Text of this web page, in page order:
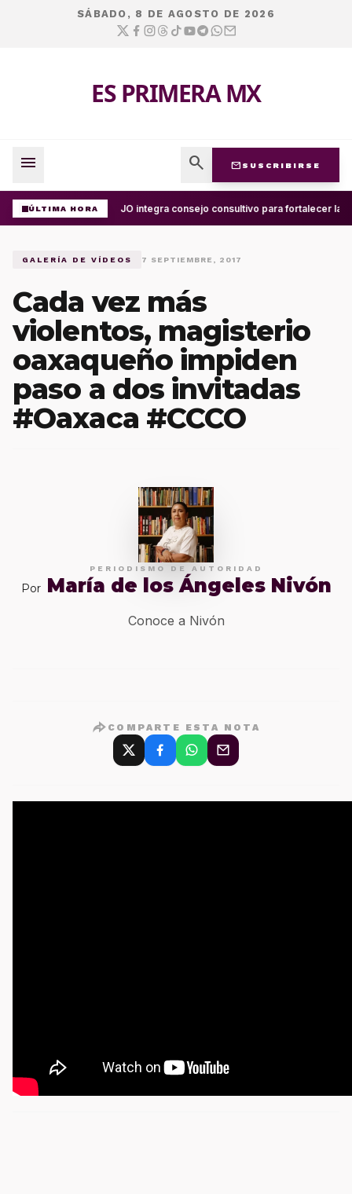
SÁBADO, 8 DE AGOSTO DE 2026
ES PRIMERA MX
menu search mail SUSCRIBIRSE
ÚLTIMA HORA UABJO integra consejo consultivo para fortalecer la
GALERÍA DE VÍDEOS 7 SEPTIEMBRE, 2017
‪Cada vez más
violentos, magisterio
oaxaqueño impiden
paso a dos invitadas
#Oaxaca #CCCO
PERIODISMO DE AUTORIDAD
Por María de los Ángeles Nivón
Conoce a Nivón
COMPARTE ESTA NOTA